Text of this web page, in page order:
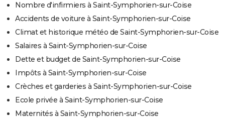
Nombre d'infirmiers à Saint-Symphorien-sur-Coise
Accidents de voiture à Saint-Symphorien-sur-Coise
Climat et historique météo de Saint-Symphorien-sur-Coise
Salaires à Saint-Symphorien-sur-Coise
Dette et budget de Saint-Symphorien-sur-Coise
Impôts à Saint-Symphorien-sur-Coise
Crèches et garderies à Saint-Symphorien-sur-Coise
Ecole privée à Saint-Symphorien-sur-Coise
Maternités à Saint-Symphorien-sur-Coise